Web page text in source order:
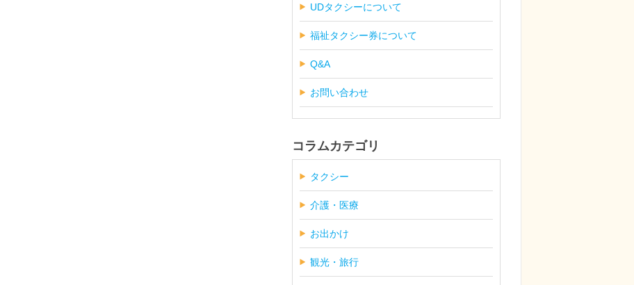
UDタクシーについて
福祉タクシー券について
Q&A
お問い合わせ
コラムカテゴリ
タクシー
介護・医療
お出かけ
観光・旅行